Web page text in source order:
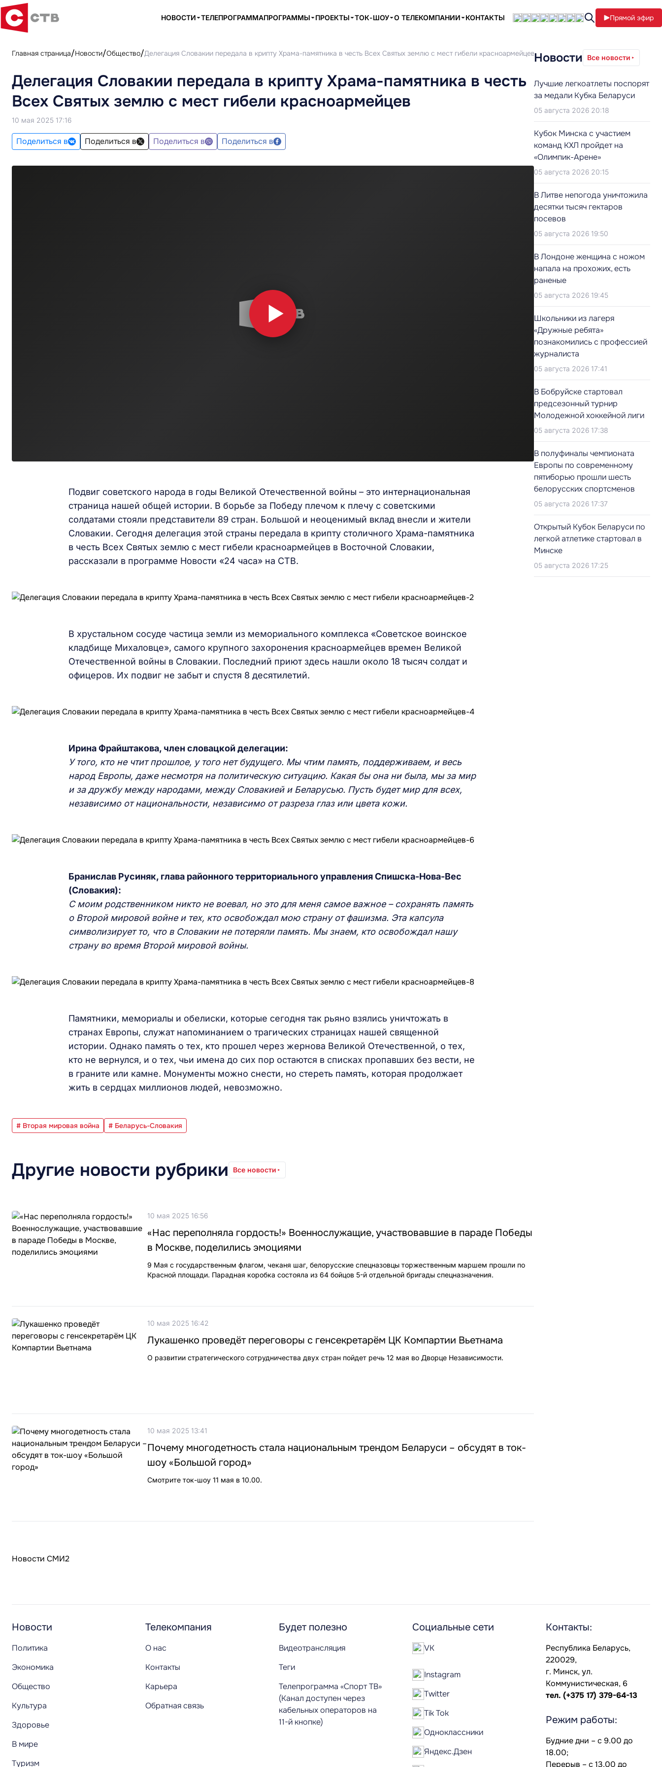
НОВОСТИ ТЕЛЕПРОГРАММАПРОГРАММЫ ПРОЕКТЫ ТОК-ШОУ О ТЕЛЕКОМПАНИИ КОНТАКТЫ Прямой эфир
Главная страница Новости Общество Делегация Словакии передала в крипту Храма-памятника в честь Всех Святых землю с мест гибели красноармейцев
Делегация Словакии передала в крипту Храма-памятника в честь
Всех Святых землю с мест гибели красноармейцев
10 мая 2025 17:16
Поделиться в Поделиться в Поделиться в Поделиться в
Подвиг советского народа в годы Великой Отечественной войны – это интернациональная
страница нашей общей истории. В борьбе за Победу плечом к плечу с советскими
солдатами стояли представители 89 стран. Большой и неоценимый вклад внесли и жители
Словакии. Сегодня делегация этой страны передала в крипту столичного Храма-памятника
в честь Всех Святых землю с мест гибели красноармейцев в Восточной Словакии,
рассказали в программе Новости «24 часа» на СТВ.
В хрустальном сосуде частица земли из мемориального комплекса «Советское воинское
кладбище Михаловце», самого крупного захоронения красноармейцев времен Великой
Отечественной войны в Словакии. Последний приют здесь нашли около 18 тысяч солдат и
офицеров. Их подвиг не забыт и спустя 8 десятилетий.
Ирина Фрайштакова, член словацкой делегации:
У того, кто не чтит прошлое, у того нет будущего. Мы чтим память, поддерживаем, и весь
народ Европы, даже несмотря на политическую ситуацию. Какая бы она ни была, мы за мир
и за дружбу между народами, между Словакией и Беларусью. Пусть будет мир для всех,
независимо от национальности, независимо от разреза глаз или цвета кожи.
Бранислав Русиняк, глава районного территориального управления Спишска-Нова-Вес
(Словакия):
С моим родственником никто не воевал, но это для меня самое важное – сохранять память
о Второй мировой войне и тех, кто освобождал мою страну от фашизма. Эта капсула
символизирует то, что в Словакии не потеряли память. Мы знаем, кто освобождал нашу
страну во время Второй мировой войны.
Памятники, мемориалы и обелиски, которые сегодня так рьяно взялись уничтожать в
странах Европы, служат напоминанием о трагических страницах нашей священной
истории. Однако память о тех, кто прошел через жернова Великой Отечественной, о тех,
кто не вернулся, и о тех, чьи имена до сих пор остаются в списках пропавших без вести, не
в граните или камне. Монументы можно снести, но стереть память, которая продолжает
жить в сердцах миллионов людей, невозможно.
# Вторая мировая война # Беларусь-Словакия
Другие новости рубрики Все новости
10 мая 2025 16:56
«Нас переполняла гордость!» Военнослужащие, участвовавшие в параде Победы
в Москве, поделились эмоциями
9 Мая с государственным флагом, чеканя шаг, белорусские спецназовцы торжественным маршем прошли по
Красной площади. Парадная коробка состояла из 64 бойцов 5-й отдельной бригады спецназначения.
10 мая 2025 16:42
Лукашенко проведёт переговоры с генсекретарём ЦК Компартии Вьетнама
О развитии стратегического сотрудничества двух стран пойдет речь 12 мая во Дворце Независимости.
10 мая 2025 13:41
Почему многодетность стала национальным трендом Беларуси – обсудят в ток-
шоу «Большой город»
Смотрите ток-шоу 11 мая в 10.00.
Новости СМИ2
Новости Все новости
Лучшие легкоатлеты поспорят
за медали Кубка Беларуси
05 августа 2026 20:18
Кубок Минска с участием
команд КХЛ пройдет на
«Олимпик-Арене»
05 августа 2026 20:15
В Литве непогода уничтожила
десятки тысяч гектаров
посевов
05 августа 2026 19:50
В Лондоне женщина с ножом
напала на прохожих, есть
раненые
05 августа 2026 19:45
Школьники из лагеря
«Дружные ребята»
познакомились с профессией
журналиста
05 августа 2026 17:41
В Бобруйске стартовал
предсезонный турнир
Молодежной хоккейной лиги
05 августа 2026 17:38
В полуфиналы чемпионата
Европы по современному
пятиборью прошли шесть
белорусских спортсменов
05 августа 2026 17:37
Открытый Кубок Беларуси по
легкой атлетике стартовал в
Минске
05 августа 2026 17:25
Новости
Политика
Экономика
Общество
Культура
Здоровье
В мире
Туризм
Телекомпания
О нас
Контакты
Карьера
Обратная связь
Будет полезно
Видеотрансляция
Теги
Телепрограмма «Спорт ТВ»
(Канал доступен через
кабельных операторов на
11-й кнопке)
Социальные сети
VK
Instagram
Twitter
Tik Tok
Одноклассники
Яндекс.Дзен
Контакты:
Республика Беларусь,
220029,
г. Минск, ул.
Коммунистическая, 6
тел. (+375 17) 379-64-13
Режим работы:
Будние дни – с 9.00 до
18.00;
Перерыв – с 13.00 до